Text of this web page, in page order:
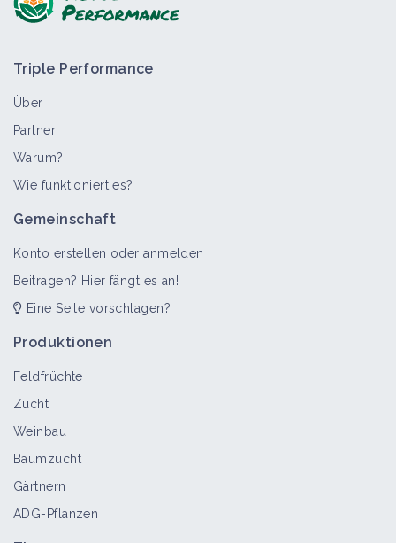
Themenportal
Triple Performance
Über
Partner
Warum?
Wie funktioniert es?
Gemeinschaft
Konto erstellen oder anmelden
Beitragen? Hier fängt es an!
Eine Seite vorschlagen?
Produktionen
Feldfrüchte
Zucht
Weinbau
Baumzucht
Gärtnern
ADG-Pflanzen